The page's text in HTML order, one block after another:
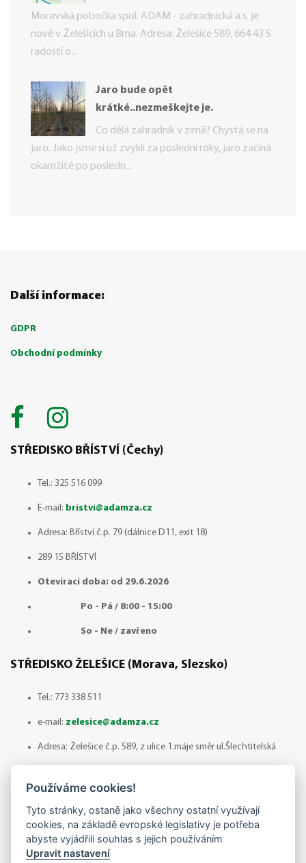
Moravská pobočka spol. ADAM - zahradnická a.s. je
nově v Želešicích u Brna. Adresa: Želešice 589, 664 43 S
radostí o...
Jaro bude opět
krátké..nezmeškejte je.
Co dělá zahradník v zimě? Chystá se na
jaro. Jako jsme si už zvykli za poslední roky, jaro začíná
okamžitě po posledn...
Další informace:
GDPR
Obchodní podmínky
STŘEDISKO BŘÍSTVÍ (Čechy)
Tel.: 325 516 099
E-mail: bristvi@adamza.cz
Adresa: Bříství č.p. 79 (dálnice D11, exit 18)
289 15 BŘÍSTVÍ
Otevírací doba: od 29.6.2026
Po - Pá / 8:00 - 15:00
So - Ne / zavřeno
STŘEDISKO ŽELEŠICE (Morava, Slezsko)
Tel.: 773 338 511
e-mail: zelesice@adamza.cz
Adresa: Želešice č.p. 589, z ulice 1.máje směr ul.Šlechtitelská
předchozí domluvě!
Po - Pá / 8:00 - 14:30
Používáme cookies!
Tyto stránky, ostaně jako všechny ostatní využívají
cookies, na základě evropské legislativy je potřeba
abyste vyjádřili souhlas s jejich používáním
Upravit nastavení